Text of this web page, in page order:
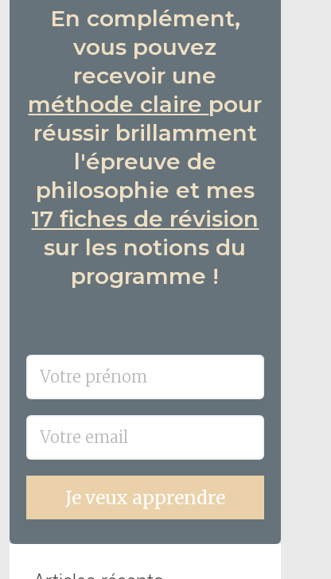
En complément,
vous pouvez
recevoir une
méthode claire pour
réussir brillamment
l'épreuve de
philosophie et mes
17 fiches de révision
sur les notions du
programme !
Je veux apprendre